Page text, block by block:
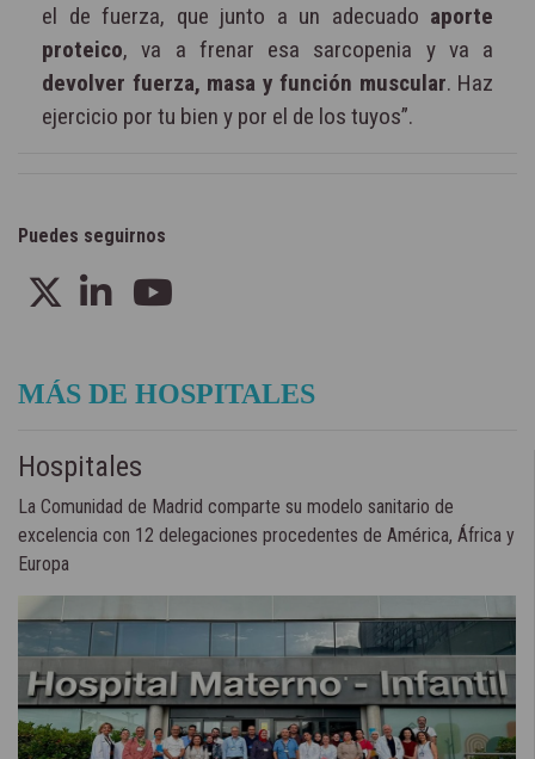
el de fuerza, que junto a un adecuado aporte
proteico, va a frenar esa sarcopenia y va a
devolver fuerza, masa y función muscular. Haz
ejercicio por tu bien y por el de los tuyos”.
Puedes seguirnos
MÁS DE HOSPITALES
Hospitales
La Comunidad de Madrid comparte su modelo sanitario de
excelencia con 12 delegaciones procedentes de América, África y
Europa